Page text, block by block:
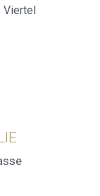
Viertel
über
können wir